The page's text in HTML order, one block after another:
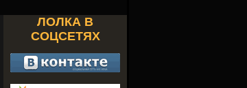
ЛОЛКА В
СОЦСЕТЯХ